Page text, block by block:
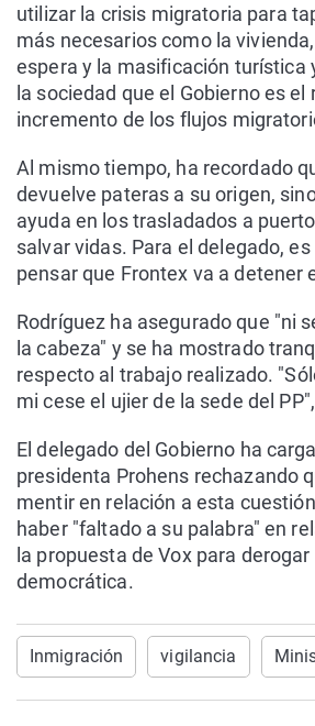
utilizar la crisis migratoria para
más necesarios como la
espera y la masificación turística
la sociedad que el Gobierno es el
incremento de los flujos
Al mismo tiempo, ha recordado
devuelve pateras a su origen,
ayuda en los trasladados a
salvar vidas. Para el delegado,
pensar que Frontex va a detener
Rodríguez ha asegurado que "ni
la cabeza" y se ha mostrado
respecto al trabajo realizado.
mi cese el ujier de la sede del
El delegado del Gobierno ha
presidenta Prohens rechazando
mentir en relación a esta
haber "faltado a su palabra" en
la propuesta de Vox para
democrática.
Inmigración vigilancia